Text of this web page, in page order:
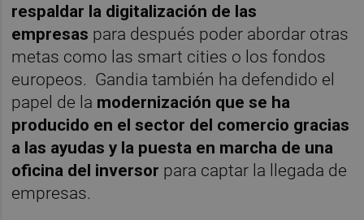
respaldar la digitalización de las
empresas para después poder abordar otras
metas como las smart cities o los fondos
europeos. Gandia también ha defendido el
papel de la modernización que se ha
producido en el sector del comercio gracias
a las ayudas y la puesta en marcha de una
oficina del inversor para captar la llegada de
empresas.